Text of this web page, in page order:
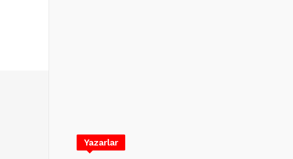
Yazarlar